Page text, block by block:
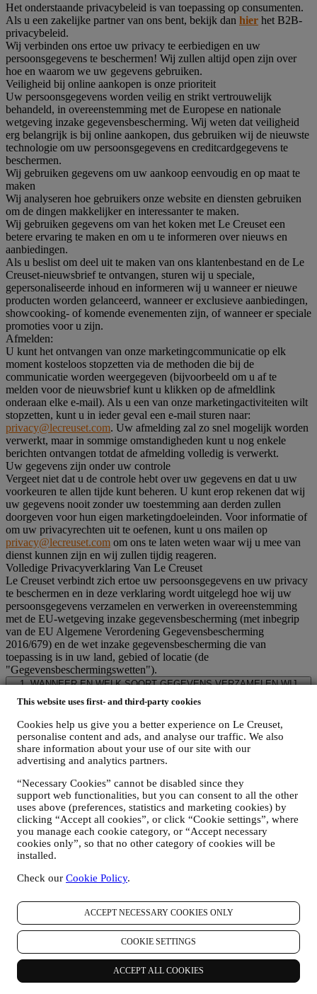
This website uses first- and third-party cookies
Cookies help us give you a better experience on Le Creuset,
personalise content and ads, and analyse our traffic. We also
share information about your use of our site with our
advertising and analytics partners.
“Necessary Cookies” cannot be disabled since they
support web functionalities, but you can consent to all the other
uses above (preferences, statistics and marketing cookies) by
clicking “Accept all cookies”, or click “Cookie settings”, where
you manage each cookie category, or “Accept necessary
cookies only”, so that no other category of cookies will be
installed.
Check our Cookie Policy.
ACCEPT NECESSARY COOKIES ONLY
COOKIE SETTINGS
ACCEPT ALL COOKIES
Het onderstaande privacybeleid is van toepassing op consumenten.
Als u een zakelijke partner van ons bent, bekijk dan hier het B2B-
privacybeleid.
Wij verbinden ons ertoe uw privacy te eerbiedigen en uw
persoonsgegevens te beschermen! Wij zullen altijd open zijn over
hoe en waarom we uw gegevens gebruiken.
Veiligheid bij online aankopen is onze prioriteit
Uw persoonsgegevens worden veilig en strikt vertrouwelijk
behandeld, in overeenstemming met de Europese en nationale
wetgeving inzake gegevensbescherming. Wij weten dat veiligheid
erg belangrijk is bij online aankopen, dus gebruiken wij de nieuwste
technologie om uw persoonsgegevens en creditcardgegevens te
beschermen.
Wij gebruiken gegevens om uw aankoop eenvoudig en op maat te
maken
Wij analyseren hoe gebruikers onze website en diensten gebruiken
om de dingen makkelijker en interessanter te maken.
Wij gebruiken gegevens om van het koken met Le Creuset een
betere ervaring te maken en om u te informeren over nieuws en
aanbiedingen.
Als u beslist om deel uit te maken van ons klantenbestand en de Le
Creuset-nieuwsbrief te ontvangen, sturen wij u speciale,
gepersonaliseerde inhoud en informeren wij u wanneer er nieuwe
producten worden gelanceerd, wanneer er exclusieve aanbiedingen,
showcooking- of komende evenementen zijn, of wanneer er speciale
promoties voor u zijn.
Afmelden:
U kunt het ontvangen van onze marketingcommunicatie op elk
moment kosteloos stopzetten via de methoden die bij de
communicatie worden weergegeven (bijvoorbeeld om u af te
melden voor de nieuwsbrief kunt u klikken op de afmeldlink
onderaan elke e-mail). Als u een van onze marketingactiviteiten wilt
stopzetten, kunt u in ieder geval een e-mail sturen naar:
privacy@lecreuset.com. Uw afmelding zal zo snel mogelijk worden
verwerkt, maar in sommige omstandigheden kunt u nog enkele
berichten ontvangen totdat de afmelding volledig is verwerkt.
Uw gegevens zijn onder uw controle
Vergeet niet dat u de controle hebt over uw gegevens en dat u uw
voorkeuren te allen tijde kunt beheren. U kunt erop rekenen dat wij
uw gegevens nooit zonder uw toestemming aan derden zullen
doorgeven voor hun eigen marketingdoeleinden. Voor informatie of
om uw privacyrechten uit te oefenen, kunt u ons mailen op
privacy@lecreuset.com om ons te laten weten waar wij u mee van
dienst kunnen zijn en wij zullen tijdig reageren.
Volledige Privacyverklaring Van Le Creuset
Le Creuset verbindt zich ertoe uw persoonsgegevens en uw privacy
te beschermen en in deze verklaring wordt uitgelegd hoe wij uw
persoonsgegevens verzamelen en verwerken in overeenstemming
met de EU-wetgeving inzake gegevensbescherming (met inbegrip
van de EU Algemene Verordening Gegevensbescherming
2016/679) en de wet inzake gegevensbescherming die van
toepassing is in uw land, gebied of locatie (de
"Gegevensbeschermingswetten").
1. WANNEER EN WELK SOORT GEGEVENS VERZAMELEN WIJ
“Persoonsgegevens” betekent alle informatie met betrekking tot u en
die ons in staat stelt om u te identificeren, hetzij rechtstreeks of in
combinatie met andere informatie.
Kinderen: Deze website is niet bedoeld voor kinderen en we
verzamelen niet bewust gegevens met betrekking tot kinderen.
website gebruikt (de "Website"), een Le Creuset-account aanmaakt,
een Le Creuset-product koopt op de Website of in onze Le Creuset
Winkels (Signature Boutiques en Outlet Winkels) of wanneer u zich
aanmeldt voor onze marketingcommunicatie. De persoonsgegevens
kunnen betrekking hebben op:
Naam, voornaam, e-mailadres, geboortedatum en andere
contactgegevens (adres, telefoonnummer), om een Le
Creuset-account aan te maken of als gastgebruiker te kopen,
online of in onze winkels;
uw aankoopgegevens, bijvoorbeeld datum en tijdstip van
aankoop, leveringsgegevens, product- en betalingsgegevens,
voor het beheer van uw bestellingen;
gegevens over uw online browsegeschiedenis (bv. online-
identificatienummers - zoals uw IP-adres, browserversie,
besturingssysteem, duur van het bezoek, terugkerende